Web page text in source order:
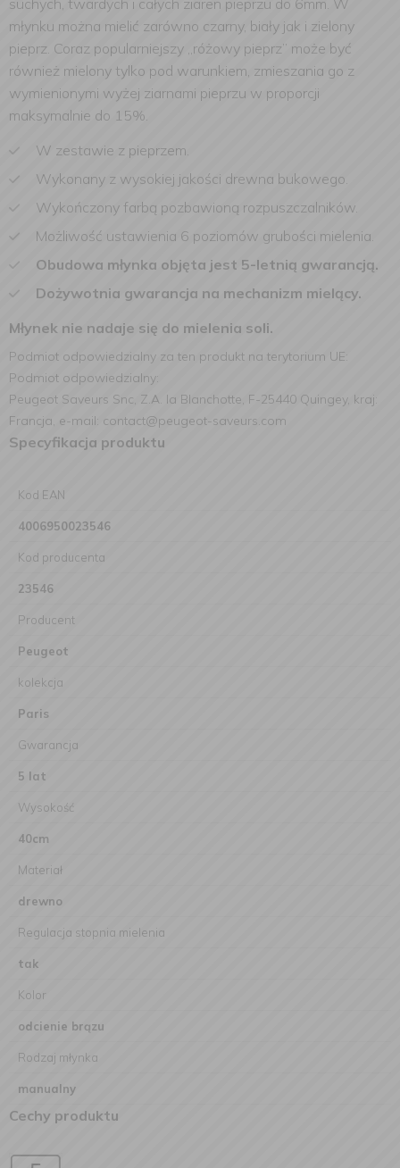
suchych, twardych i całych ziaren pieprzu do 6mm. W
młynku można mielić zarówno czarny, biały jak i zielony
pieprz. Coraz popularniejszy „różowy pieprz” może być
również mielony tylko pod warunkiem, zmieszania go z
wymienionymi wyżej ziarnami pieprzu w proporcji
maksymalnie do 15%.
W zestawie z pieprzem.
Wykonany z wysokiej jakości drewna bukowego.
Wykończony farbą pozbawioną rozpuszczalników.
Możliwość ustawienia 6 poziomów grubości mielenia.
Obudowa młynka objęta jest 5-letnią gwarancją.
Dożywotnia gwarancja na mechanizm mielący.
Młynek nie nadaje się do mielenia soli.
Podmiot odpowiedzialny za ten produkt na terytorium UE:
Podmiot odpowiedzialny:
Peugeot Saveurs Snc, Z.A. la Blanchotte, F-25440 Quingey, kraj:
Francja, e-mail: contact@peugeot-saveurs.com
Specyfikacja produktu
Kod EAN
4006950023546
Kod producenta
23546
Producent
Peugeot
kolekcja
Paris
Gwarancja
5 lat
Wysokość
40cm
Materiał
drewno
Regulacja stopnia mielenia
tak
Kolor
odcienie brązu
Rodzaj młynka
manualny
Cechy produktu